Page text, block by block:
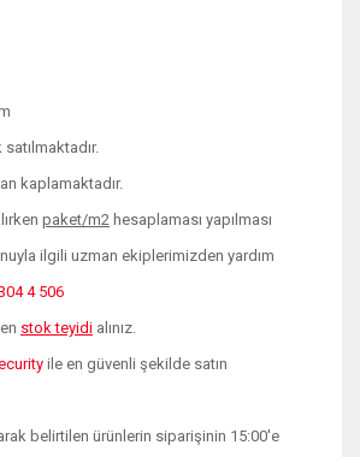
kaplamaktadır.
paket/m2 hesaplaması yapılması
ilgili uzman ekiplerimizden yardım
4 506
stok teyidi alınız.
ile en güvenli şekilde satın
belirtilen ürünlerin siparişinin 15:00'e